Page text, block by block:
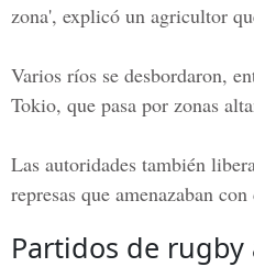
zona', explicó un agricultor
Varios ríos se desbordaron,
Tokio, que pasa por zonas
Las autoridades también
represas que amenazaban con
Partidos de rugby